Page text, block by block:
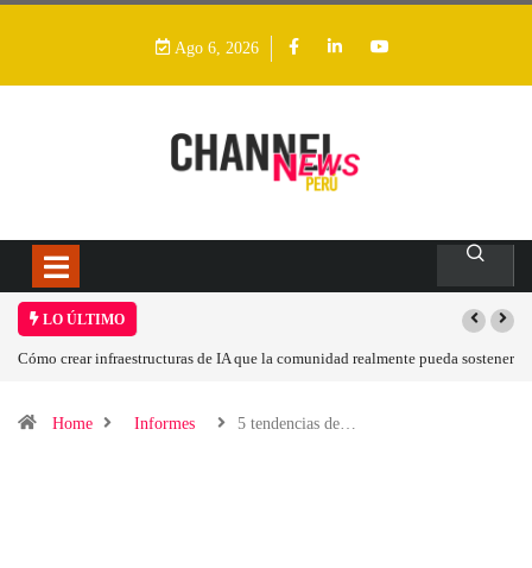
Ago 6, 2026
LO ÚLTIMO
pueda sostenerLas tarjetas gráficas RDNA 5 ya están en fase avanzada de
Home Informes 5 tendencias de…